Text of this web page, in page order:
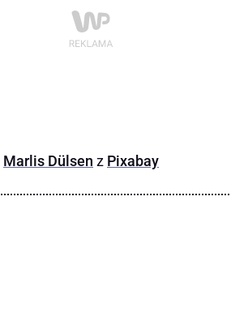
Marlis Dülsen z Pixabay